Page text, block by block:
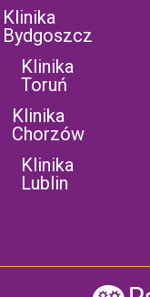
Klinika
Bydgoszcz
Klinika
Toruń
Klinika
Chorzów
Klinika
Lublin